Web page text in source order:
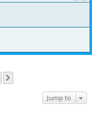
Jump to